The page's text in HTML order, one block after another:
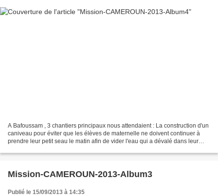
A Bafoussam , 3 chantiers principaux nous attendaient : La construction d'un
caniveau pour éviter que les élèves de maternelle ne doivent continuer à
prendre leur petit seau le matin afin de vider l'eau qui a dévalé dans leur
Mission-CAMEROUN-2013-Album3
Publié le 15/09/2013 à 14:35